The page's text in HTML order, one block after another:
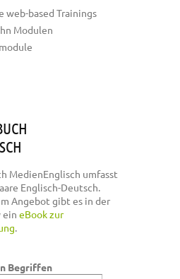
web-based Trainings
Modulen
MedienEnglisch umfasst
Englisch-Deutsch.
Angebot gibt es in der
ein eBook zur
.
Begriffen